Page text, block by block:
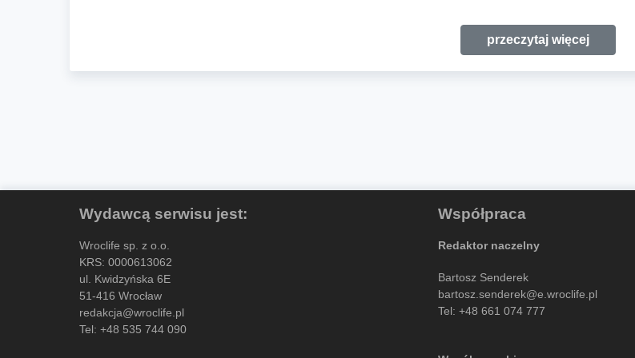
przeczytaj więcej
Wydawcą serwisu jest:
Wroclife sp. z o.o.
KRS: 0000613062
ul. Kwidzyńska 6E
51-416 Wrocław
redakcja@wroclife.pl
Tel: +48 535 744 090
Współpraca
Redaktor naczelny
Bartosz Senderek
bartosz.senderek@e.wroclife.pl
Tel: +48 661 074 777